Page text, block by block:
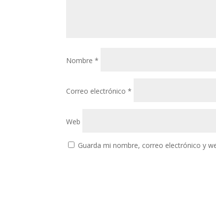
Nombre*
Correo electrónico*
Web
Guarda mi nombre, correo electrónico y